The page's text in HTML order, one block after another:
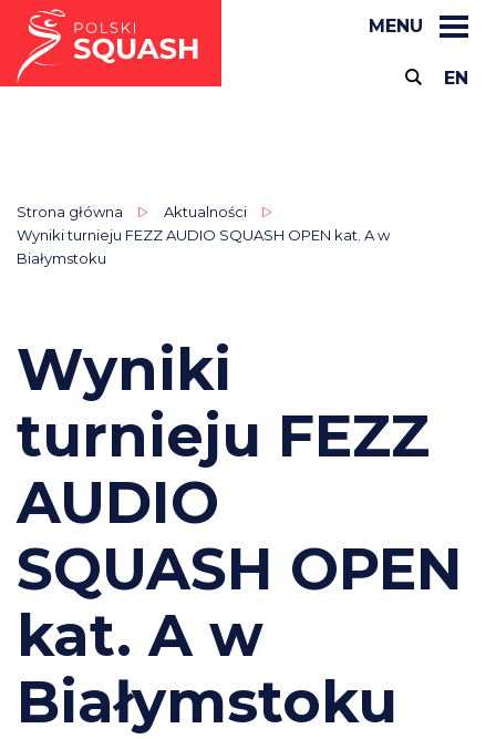
MENU
EN
Strona główna
Aktualności
Wyniki turnieju FEZZ AUDIO SQUASH OPEN kat. A w
Białymstoku
Wyniki
turnieju FEZZ
AUDIO
SQUASH OPEN
kat. A w
Białymstoku